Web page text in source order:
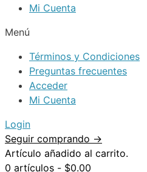
Mi Cuenta
Menú
Términos y Condiciones
Preguntas frecuentes
Acceder
Mi Cuenta
Login
Seguir comprando →
Artículo añadido al carrito.
0 artículos - $0.00